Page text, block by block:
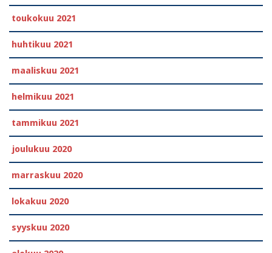
toukokuu 2021
huhtikuu 2021
maaliskuu 2021
helmikuu 2021
tammikuu 2021
joulukuu 2020
marraskuu 2020
lokakuu 2020
syyskuu 2020